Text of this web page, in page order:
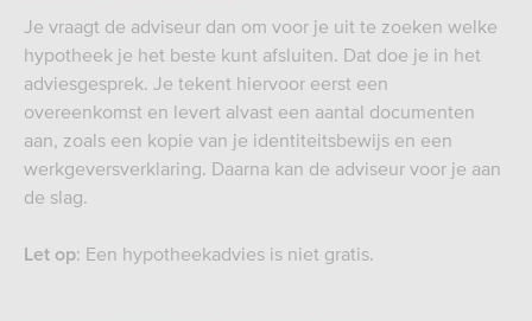
Je vraagt de adviseur dan om voor je uit te zoeken welke
hypotheek je het beste kunt afsluiten. Dat doe je in het
adviesgesprek. Je tekent hiervoor eerst een
overeenkomst en levert alvast een aantal documenten
aan, zoals een kopie van je identiteitsbewijs en een
werkgeversverklaring. Daarna kan de adviseur voor je aan
de slag.
Let op: Een hypotheekadvies is niet gratis.